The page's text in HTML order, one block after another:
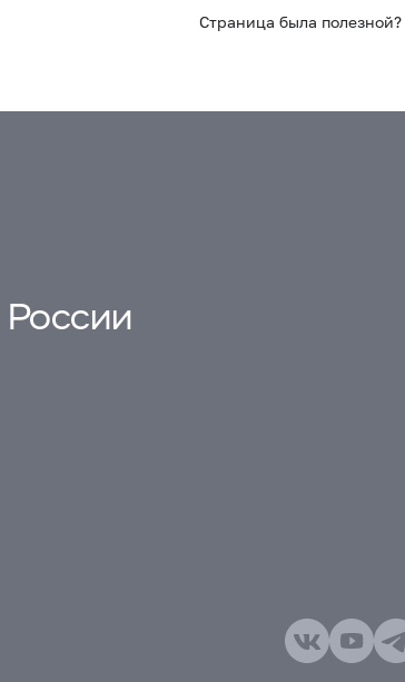
Страница была полезной?
России